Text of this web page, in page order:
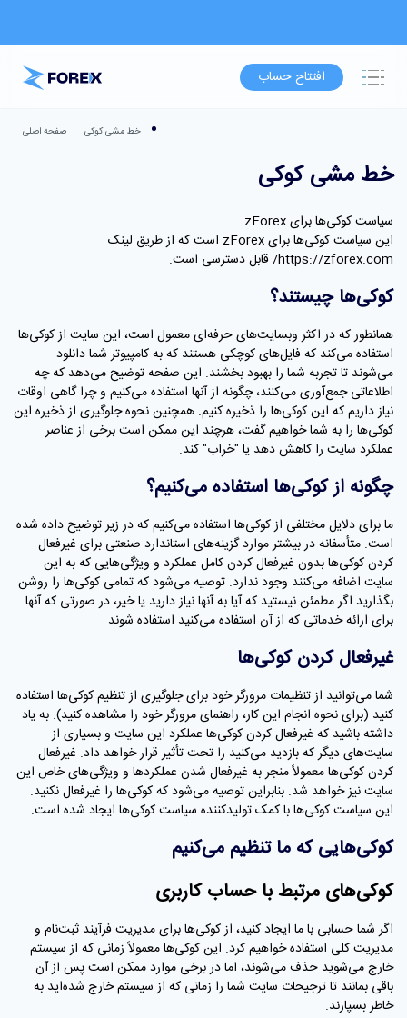
افتتاح حساب
صفحه اصلی خط مشی کوکی
خط مشی کوکی
سیاست کوکی‌ها برای zForex
این سیاست کوکی‌ها برای zForex است که از طریق لینک
https://zforex.com/ قابل دسترسی است.
کوکی‌ها چیستند؟
همانطور که در اکثر وبسایت‌های حرفه‌ای معمول است، این سایت از کوکی‌ها
استفاده می‌کند که فایل‌های کوچکی هستند که به کامپیوتر شما دانلود
می‌شوند تا تجربه شما را بهبود بخشند. این صفحه توضیح می‌دهد که چه
اطلاعاتی جمع‌آوری می‌کنند، چگونه از آنها استفاده می‌کنیم و چرا گاهی اوقات
نیاز داریم که این کوکی‌ها را ذخیره کنیم. همچنین نحوه جلوگیری از ذخیره این
کوکی‌ها را به شما خواهیم گفت، هرچند این ممکن است برخی از عناصر
عملکرد سایت را کاهش دهد یا "خراب" کند.
چگونه از کوکی‌ها استفاده می‌کنیم؟
ما برای دلایل مختلفی از کوکی‌ها استفاده می‌کنیم که در زیر توضیح داده شده
است. متأسفانه در بیشتر موارد گزینه‌های استاندارد صنعتی برای غیرفعال
کردن کوکی‌ها بدون غیرفعال کردن کامل عملکرد و ویژگی‌هایی که به این
سایت اضافه می‌کنند وجود ندارد. توصیه می‌شود که تمامی کوکی‌ها را روشن
بگذارید اگر مطمئن نیستید که آیا به آنها نیاز دارید یا خیر، در صورتی که آنها
برای ارائه خدماتی که از آن استفاده می‌کنید استفاده شوند.
غیرفعال کردن کوکی‌ها
شما می‌توانید از تنظیمات مرورگر خود برای جلوگیری از تنظیم کوکی‌ها استفاده
کنید (برای نحوه انجام این کار، راهنمای مرورگر خود را مشاهده کنید). به یاد
داشته باشید که غیرفعال کردن کوکی‌ها عملکرد این سایت و بسیاری از
سایت‌های دیگر که بازدید می‌کنید را تحت تأثیر قرار خواهد داد. غیرفعال
کردن کوکی‌ها معمولاً منجر به غیرفعال شدن عملکردها و ویژگی‌های خاص این
سایت نیز خواهد شد. بنابراین توصیه می‌شود که کوکی‌ها را غیرفعال نکنید.
این سیاست کوکی‌ها با کمک تولیدکننده سیاست کوکی‌ها ایجاد شده است.
کوکی‌هایی که ما تنظیم می‌کنیم
کوکی‌های مرتبط با حساب کاربری
اگر شما حسابی با ما ایجاد کنید، از کوکی‌ها برای مدیریت فرآیند ثبت‌نام و
مدیریت کلی استفاده خواهیم کرد. این کوکی‌ها معمولاً زمانی که از سیستم
خارج می‌شوید حذف می‌شوند، اما در برخی موارد ممکن است پس از آن
باقی بمانند تا ترجیحات سایت شما را زمانی که از سیستم خارج شده‌اید به
خاطر بسپارند.